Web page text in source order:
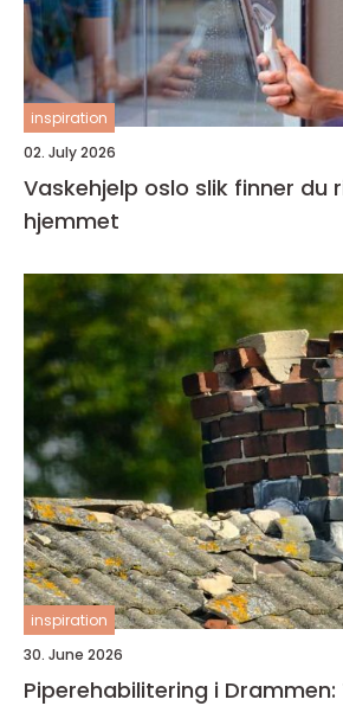
inspiration
02. July 2026
Vaskehjelp oslo slik finner du riktig hjelp til
hjemmet
inspiration
30. June 2026
Piperehabilitering i